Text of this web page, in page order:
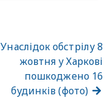
Унаслідок обстрілу 8
жовтня у Харкові
пошкоджено 16
будинків (фото)